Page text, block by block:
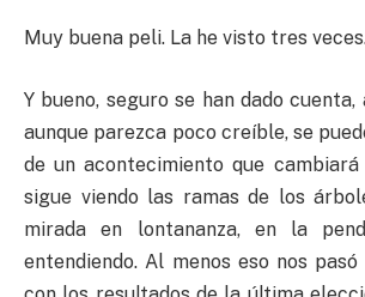
Muy buena peli. La he visto tres
Y bueno, seguro se han dado
aunque parezca poco creíble, se
de un acontecimiento que
sigue viendo las ramas de los
mirada en lontananza, en la
entendiendo. Al menos eso nos